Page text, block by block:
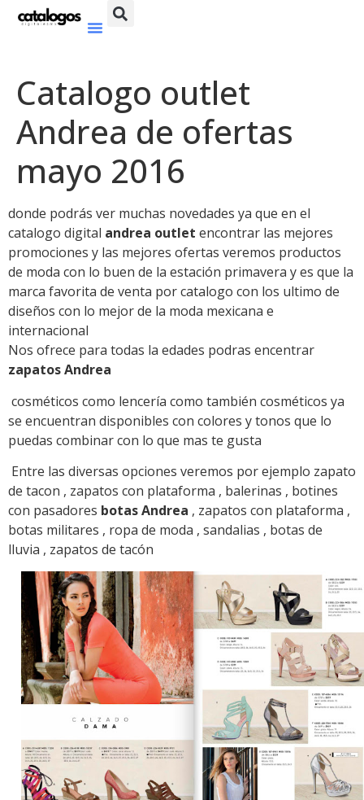
Catalogo outlet
Andrea de ofertas
mayo 2016
donde podrás ver muchas novedades ya que en el
catalogo digital andrea outlet encontrar las mejores
promociones y las mejores ofertas veremos productos
de moda con lo buen de la estación primavera y es que la
marca favorita de venta por catalogo con los ultimo de
diseños con lo mejor de la moda mexicana e
internacional
Nos ofrece para todas la edades podras encentrar
zapatos Andrea
cosméticos como lencería como también cosméticos ya
se encuentran disponibles con colores y tonos que lo
puedas combinar con lo que mas te gusta
Entre las diversas opciones veremos por ejemplo zapato
de tacon , zapatos con plataforma , balerinas , botines
con pasadores botas Andrea , zapatos con plataforma ,
botas militares , ropa de moda , sandalias , botas de
lluvia , zapatos de tacón